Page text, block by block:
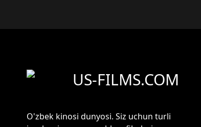
US-FILMS.COM
O'zbek kinosi dunyosi. Siz uchun turli